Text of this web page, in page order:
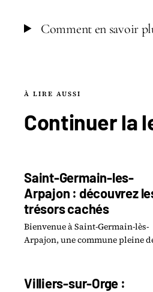
Comment en savoir
À LIRE AUSSI
Continuer la
Saint-Germain-les-
Arpajon : découvrez
trésors cachés
Bienvenue à Saint-Germain-lès-
Arpajon, une commune pleine
expérience unique.
Villiers-sur-Orge :